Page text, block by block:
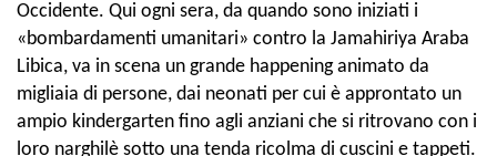
Occidente. Qui ogni sera, da quando sono iniziati i
«bombardamenti umanitari» contro la Jamahiriya Araba
Libica, va in scena un grande happening animato da
migliaia di persone, dai neonati per cui è approntato un
ampio kindergarten fino agli anziani che si ritrovano con i
loro narghilè sotto una tenda ricolma di cuscini e tappeti.